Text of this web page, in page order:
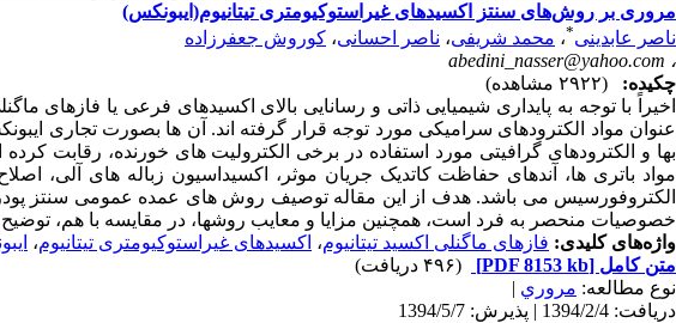
مروری بر روش‌های سنتز اکسیدهای غیراستوکیومتری تیتانیوم(ایبونکس)
ناصر عابدینی*، محمد شریفی، ناصر احسانی، کوروش جعفرزاده
، abedini_nasser@yahoo.com
چکیده:
(۲۹۲۲ مشاهده)
عنوان مواد الکترودهای سرامیکی مورد توجه قرار گرفته اند. آن ها بصورت تجاری
بها و الکترودهای گرافیتی مورد استفاده در برخی الکترولیت های خورنده، رقابت کرده
مواد باتری ها، آندهای حفاظت کاتدیک جریان موثر، اکسیداسیون زباله های آلی،
الکتروفورسیس می باشد. هدف از این مقاله توصیف روش های عمده عمومی سنتز
خصوصیات منحصر به فرد است، همچنین مزایا و معایب روشها، در مقایسه با هم،
واژه‌های کلیدی: فازهای ماگنلی اکسید تیتانیوم، اکسیدهای غیراستوکیومتری تیتانیوم،
متن کامل [PDF 8153 kb]
(۴۹۶ دریافت)
نوع مطالعه: مروري |
دریافت: 1394/2/4 | پذیرش: 1394/5/7